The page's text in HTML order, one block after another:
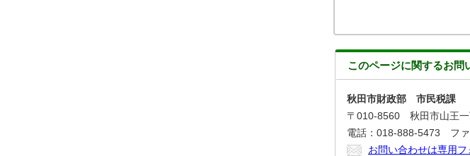
このページに関するお問
秋田市財政部 市民税課
〒010-8560 秋田市山王
電話：018-888-5473 フ
お問い合わせは専用フ